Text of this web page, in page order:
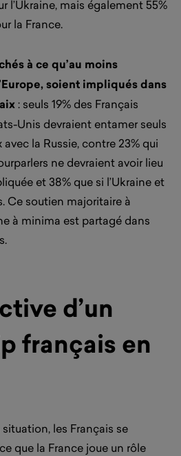
l’Ukraine, mais également 55%
la France.
à ce qu’au moins
soient impliqués dans
: seuls 19% des Français
Unis devraient entamer seuls
la Russie, contre 23% qui
ne devraient avoir lieu
et 38% que si l’Ukraine et
Ce soutien majoritaire à
à minima est partagé dans
d’un
français en
les Français se
que la France joue un rôle